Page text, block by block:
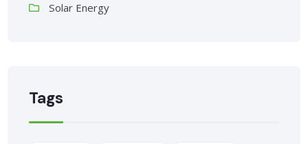
Solar Energy
Tags